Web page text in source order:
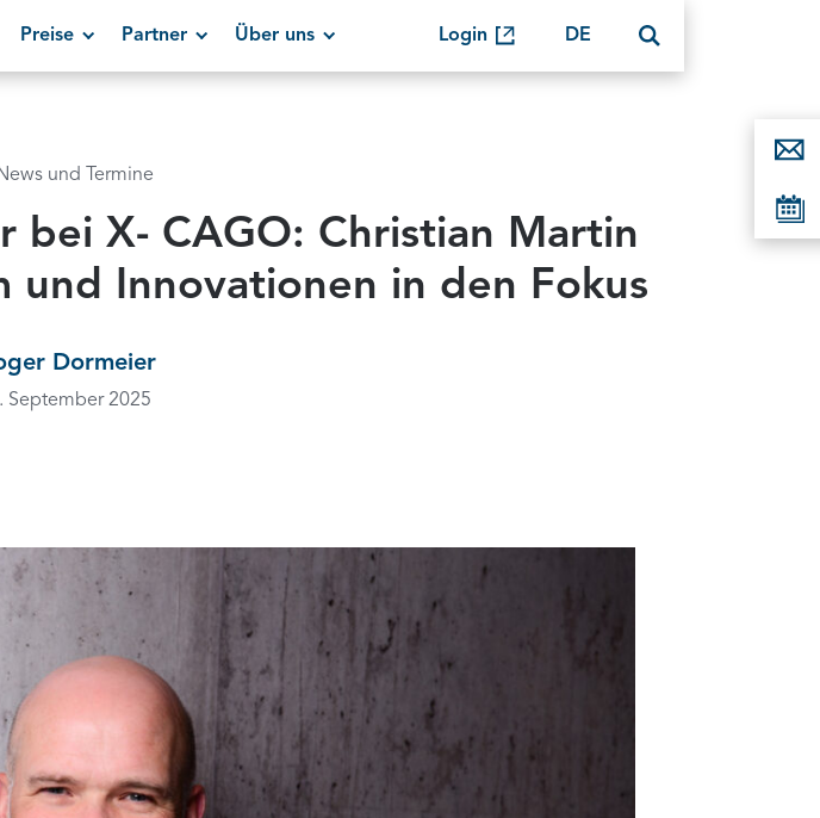
Preise Partner Über uns Login DE
und Termine
X- CAGO: Christian Martin
und Innovationen in den Fokus
Dormeier
September 2025